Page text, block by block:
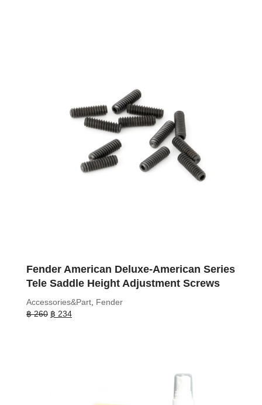
Fender American Deluxe-American Series
Tele Saddle Height Adjustment Screws
Accessories&Part Fender
฿260 Original
฿ 234Current